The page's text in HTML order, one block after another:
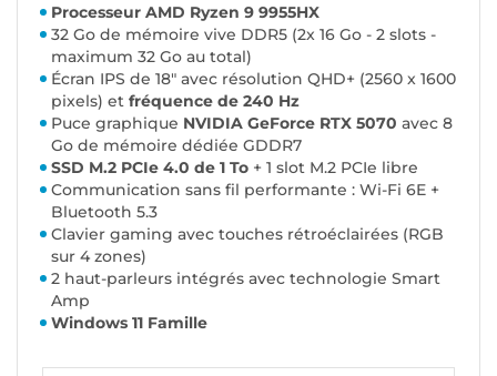
Processeur AMD Ryzen 9 9955HX
32 Go de mémoire vive DDR5 (2x 16 Go - 2 slots -
maximum 32 Go au total)
Écran IPS de 18" avec résolution QHD+ (2560 x 1600
pixels) et fréquence de 240 Hz
Puce graphique NVIDIA GeForce RTX 5070 avec 8
Go de mémoire dédiée GDDR7
SSD M.2 PCIe 4.0 de 1 To + 1 slot M.2 PCIe libre
Communication sans fil performante : Wi-Fi 6E +
Bluetooth 5.3
Clavier gaming avec touches rétroéclairées (RGB
sur 4 zones)
2 haut-parleurs intégrés avec technologie Smart
Amp
Windows 11 Famille